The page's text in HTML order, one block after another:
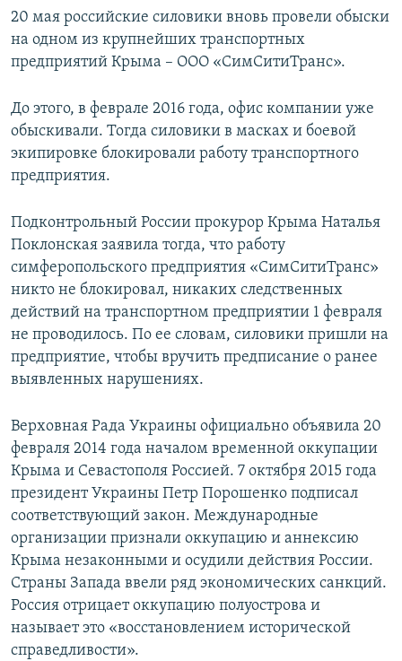
20 мая российские силовики вновь провели обыски
на одном из крупнейших транспортных
предприятий Крыма – ООО «СимСитиТранс».
До этого, в феврале 2016 года, офис компании уже
обыскивали. Тогда силовики в масках и боевой
экипировке блокировали работу транспортного
предприятия.
Подконтрольный России прокурор Крыма Наталья
Поклонская заявила тогда, что работу
симферопольского предприятия «СимСитиТранс»
никто не блокировал, никаких следственных
действий на транспортном предприятии 1 февраля
не проводилось. По ее словам, силовики пришли на
предприятие, чтобы вручить предписание о ранее
выявленных нарушениях.
Верховная Рада Украины официально объявила 20
февраля 2014 года началом временной оккупации
Крыма и Севастополя Россией. 7 октября 2015 года
президент Украины Петр Порошенко подписал
соответствующий закон. Международные
организации признали оккупацию и аннексию
Крыма незаконными и осудили действия России.
Страны Запада ввели ряд экономических санкций.
Россия отрицает оккупацию полуострова и
называет это «восстановлением исторической
справедливости».